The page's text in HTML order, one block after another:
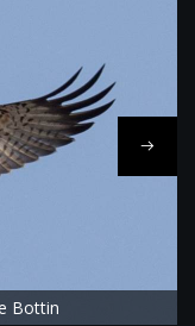
Bottin